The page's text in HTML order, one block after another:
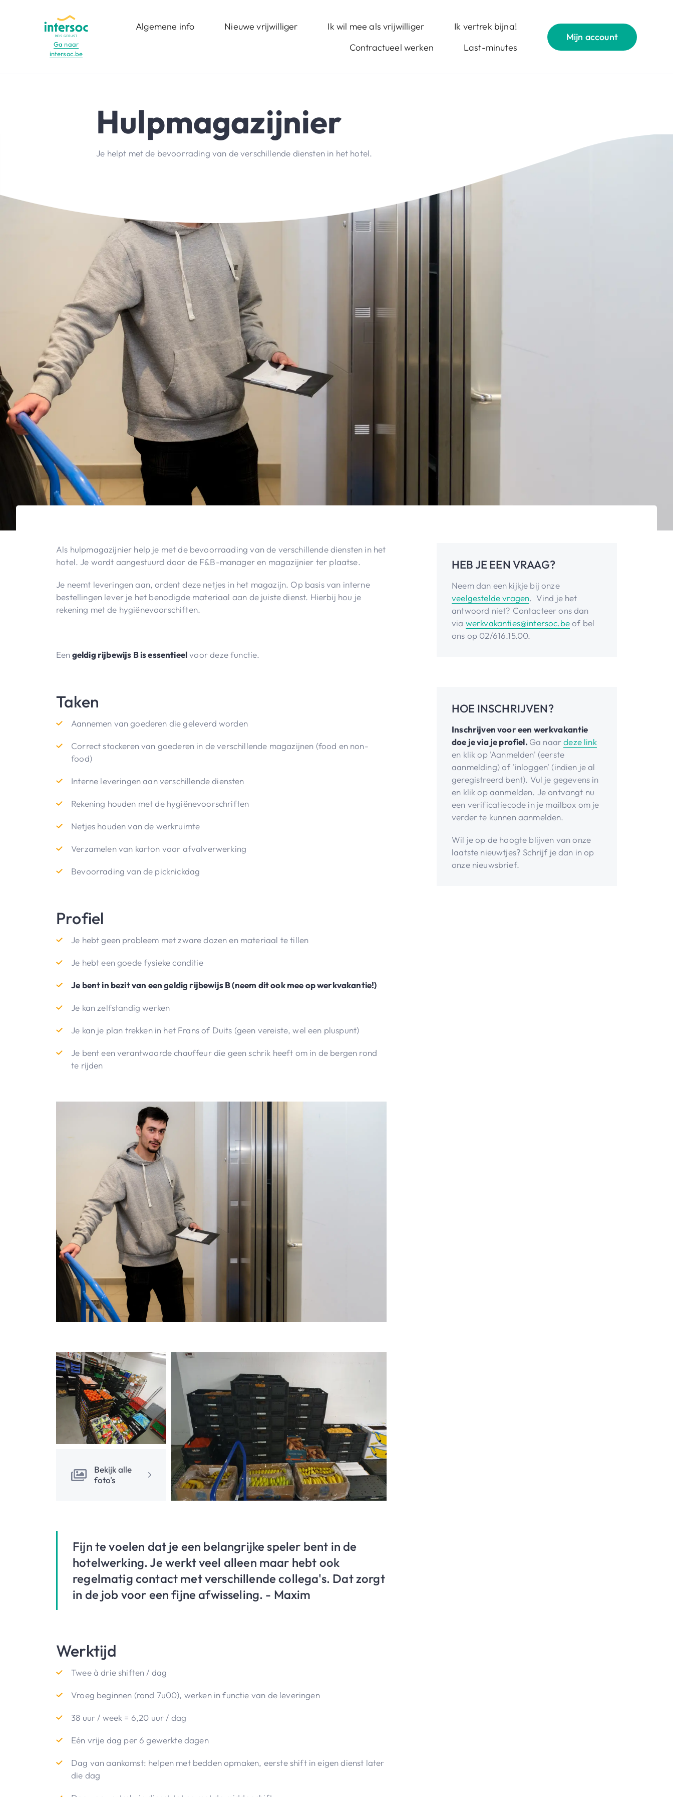
Ga naar
intersoc.be
Algemene info
Functies
Minderjarige vrijwilligers
Dagindeling
Voordelen?
Wat meenemen?
Samenwerking stagescholen
Nieuwe vrijwilliger Ik wil mee als vrijwilliger
Ik vertrek bijna!
Contractueel werken
Last-minutes
Mijn account
Hulpmagazijnier
Je helpt met de bevoorrading van de verschillende diensten in het hotel.
Als hulpmagazijnier help je met de bevoorraading van de verschillende diensten in het
hotel. Je wordt aangestuurd door de F&B-manager en magazijnier ter plaatse.
Je neemt leveringen aan, ordent deze netjes in het magazijn. Op basis van interne
bestellingen lever je het benodigde materiaal aan de juiste dienst. Hierbij hou je
rekening met de hygiënevoorschiften.
Eengeldig rijbewijs B is essentieelvoor deze functie.
Taken
Aannemen van goederen die geleverd worden
Correct stockeren van goederen in de verschillende magazijnen (food en non-
food)
Interne leveringen aan verschillende diensten
Rekening houden met de hygiënevoorschriften
Netjes houden van de werkruimte
Verzamelen van karton voor afvalverwerking
Bevoorrading van de picknickdag
Profiel
Je hebt geen probleem met zware dozen en materiaal te tillen
Je hebt een goede fysieke conditie
Je bent in bezit van een geldig rijbewijs B (neem dit ook mee op werkvakantie!)
Je kan zelfstandig werken
Je kan je plan trekken in het Frans of Duits (geen vereiste, wel een pluspunt)
Je bent een verantwoorde chauffeur die geen schrik heeft om in de bergen rond
te rijden
Bekijk alle
foto's
Fijn te voelen dat je een belangrijke speler bent in de
hotelwerking. Je werkt veel alleen maar hebt ook
regelmatig contact met verschillende collega's. Dat zorgt
in de job voor een fijne afwisseling. - Maxim
Werktijd
Twee à drie shiften / dag
Vroeg beginnen (rond 7u00), werken in functie van de leveringen
38 uur / week = 6,20 uur / dag
Eén vrije dag per 6 gewerkte dagen
Dag van aankomst: helpen met bedden opmaken, eerste shift in eigen dienst later
die dag
HEB JE EEN VRAAG?
Neem dan een kijkje bij onze
veelgestelde vragen. Vind je het
antwoord niet? Contacteer ons dan
via werkvakanties@intersoc.beof bel
ons op 02/616.15.00.
HOE INSCHRIJVEN?
Inschrijven voor een werkvakantie
doe je via je profiel. Ga naardeze link
en klik op 'Aanmelden' (eerste
aanmelding) of 'inloggen' (indien je al
geregistreerd bent). Vul je gegevens in
en klik op aanmelden. Je ontvangt nu
een verificatiecode in je mailbox om je
verder te kunnen aanmelden.
Wil je op de hoogte blijven van onze
laatste nieuwtjes? Schrijf je dan in op
onze nieuwsbrief.